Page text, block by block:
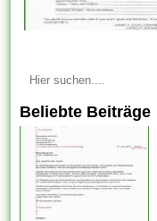
Beliebte Beiträge